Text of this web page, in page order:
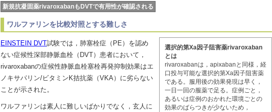
新規抗凝固薬rivaroxabanもDVTで有用性が確認される
ワルファリンを比較対照とする難しさ
選択的第Xa因子阻害薬rivaroxaban
とは
rivaroxabanは，apixabanと同様，経
口投与可能な選択的第Xa因子阻害薬
である。服用後の効果発現は早く，
一日一回の服薬で足る。症例ごと，
あるいは症例のおかれた環境ごとの
効果のばらつきが少ないため，
EINSTEIN DVT試験では，肺塞栓症（PE）を認め
ない症候性深部静脈血栓（DVT）患者において，
rivaroxabanの症候性静脈血栓塞栓再発抑制効果はエ
ノキサパリン/ビタミンK拮抗薬（VKA）に劣らない
ことが示された。
ワルファリンは素人に難しいばかりでなく，玄人に